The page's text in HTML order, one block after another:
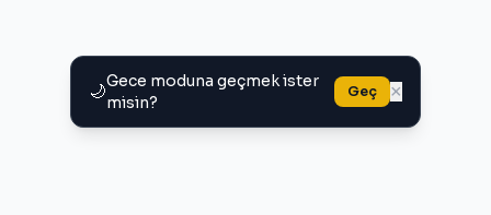
🌙Gece moduna geçmek ister
misin?
Geç ×